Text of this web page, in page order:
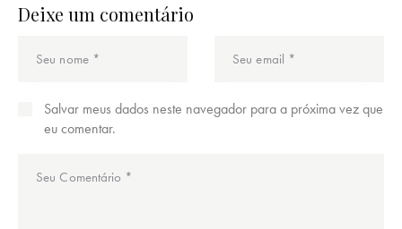
Deixe um comentário
Salvar meus dados neste navegador para a próxima vez que
eu comentar.